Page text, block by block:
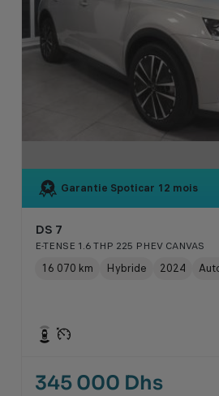
Garantie Spoticar 12 mois
DS 7
E-TENSE 1.6 THP 225 PHEV CANVAS
16 070 km Hybride 2024
345 000 Dhs